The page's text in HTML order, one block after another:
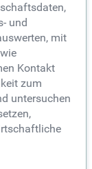
und
mit
Kontakt
zum
untersuchen